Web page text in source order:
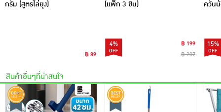
กรัม (สูตรไล่ยุง)
฿ 89
(แพ็ก 3 ชิ้น)
4%
฿ 199
฿ 207
ควัน
15%
สินค้าอื่นๆที่น่าสนใจ